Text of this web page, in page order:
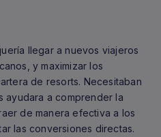
llegar a nuevos viajeros
y maximizar los
de resorts. Necesitaban
ayudara a comprender la
de manera efectiva a los
las conversiones directas.